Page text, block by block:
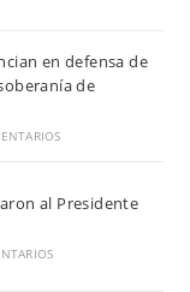
en defensa de
de
al Presidente